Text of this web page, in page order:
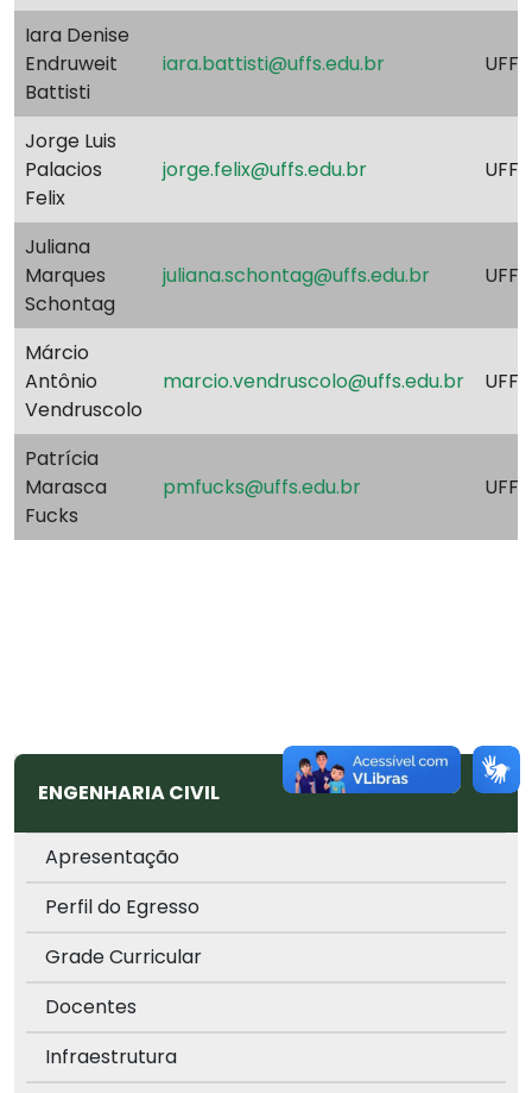
Iara Denise
Endruweit
Battisti
iara.battisti@uffs.edu.br UFFS
Jorge Luis
Palacios
Felix
jorge.felix@uffs.edu.br UFFS
Juliana
Marques
Schontag
juliana.schontag@uffs.edu.br UFFS
Márcio
Antônio
Vendruscolo
marcio.vendruscolo@uffs.edu.br UFFS
Patrícia
Marasca
Fucks
pmfucks@uffs.edu.br UFFS
ENGENHARIA CIVIL
Apresentação
Perfil do Egresso
Grade Curricular
Docentes
Infraestrutura